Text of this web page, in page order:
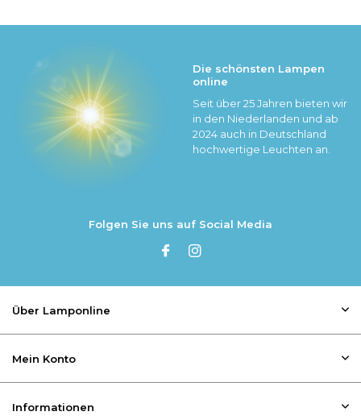
Die schönsten Lampen
online
Seit über 25 Jahren bieten wir
in den Niederlanden und ab
2024 auch in Deutschland
hochwertige Leuchten an.
Folgen Sie uns auf Social Media
Über Lamponline
Mein Konto
Informationen